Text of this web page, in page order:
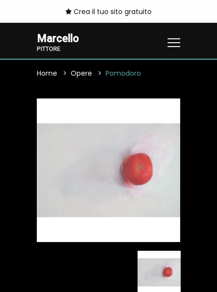
Crea il tuo sito gratuito
Marcello
PITTORE
Home Opere Pomodoro